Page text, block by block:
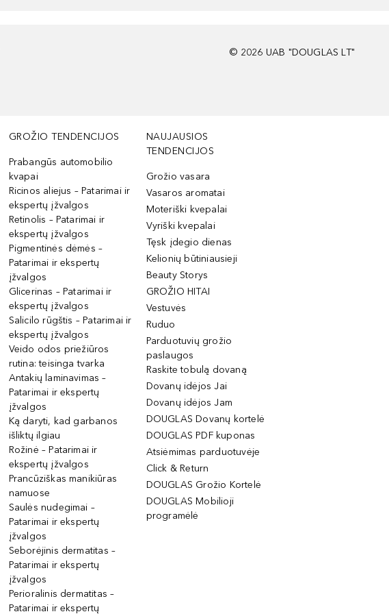
© 2026 UAB "DOUGLAS LT"
GROŽIO TENDENCIJOS
Prabangūs automobilio
kvapai
Ricinos aliejus – Patarimai ir
ekspertų įžvalgos
Retinolis – Patarimai ir
ekspertų įžvalgos
Pigmentinės dėmės –
Patarimai ir ekspertų
įžvalgos
Glicerinas – Patarimai ir
ekspertų įžvalgos
Salicilo rūgštis – Patarimai ir
ekspertų įžvalgos
Veido odos priežiūros
rutina: teisinga tvarka
Antakių laminavimas –
Patarimai ir ekspertų
įžvalgos
Ką daryti, kad garbanos
išliktų ilgiau
Rožinė – Patarimai ir
ekspertų įžvalgos
Prancūziškas manikiūras
namuose
Saulės nudegimai –
Patarimai ir ekspertų
įžvalgos
Seborėjinis dermatitas –
Patarimai ir ekspertų
įžvalgos
Perioralinis dermatitas –
Patarimai ir ekspertų
NAUJAUSIOS
TENDENCIJOS
Grožio vasara
Vasaros aromatai
Moteriški kvepalai
Vyriški kvepalai
Tęsk įdegio dienas
Kelionių būtiniausieji
Beauty Storys
GROŽIO HITAI
Vestuvės
Ruduo
Parduotuvių grožio
paslaugos
Raskite tobulą dovaną
Dovanų idėjos Jai
Dovanų idėjos Jam
DOUGLAS Dovanų kortelė
DOUGLAS PDF kuponas
Atsiėmimas parduotuvėje
Click & Return
DOUGLAS Grožio Kortelė
DOUGLAS Mobilioji
programėlė